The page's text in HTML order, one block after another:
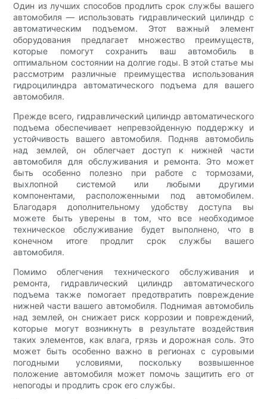
Один из лучших способов продлить срок службы вашего
автомобиля — использовать гидравлический цилиндр с
автоматическим подъемом. Этот важный элемент
оборудования предлагает множество преимуществ,
которые помогут сохранить ваш автомобиль в
оптимальном состоянии на долгие годы. В этой статье мы
рассмотрим различные преимущества использования
гидроцилиндра автоматического подъема для вашего
автомобиля.
Прежде всего, гидравлический цилиндр автоматического
подъема обеспечивает непревзойденную поддержку и
устойчивость вашего автомобиля. Подняв автомобиль
над землей, он облегчает доступ к нижней части
автомобиля для обслуживания и ремонта. Это может
быть особенно полезно при работе с тормозами,
выхлопной системой или любыми другими
компонентами, расположенными под автомобилем.
Благодаря дополнительному удобству доступа вы
можете быть уверены в том, что все необходимое
техническое обслуживание будет выполнено, что в
конечном итоге продлит срок службы вашего
автомобиля.
Помимо облегчения технического обслуживания и
ремонта, гидравлический цилиндр автоматического
подъема также помогает предотвратить повреждение
нижней части вашего автомобиля. Поднимая автомобиль
над землей, он снижает риск коррозии и повреждений,
которые могут возникнуть в результате воздействия
таких элементов, как влага, грязь и дорожная соль. Это
может быть особенно важно в регионах с суровыми
погодными условиями, поскольку возвышенное
положение автомобиля может помочь защитить его от
непогоды и продлить срок его службы.